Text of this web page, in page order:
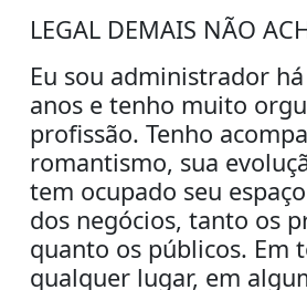
LEGAL DEMAIS NÃO
Eu sou administrador
anos e tenho muito
profissão. Tenho
romantismo, sua
tem ocupado seu
dos negócios, tanto os
quanto os públicos. Em
qualquer lugar, em